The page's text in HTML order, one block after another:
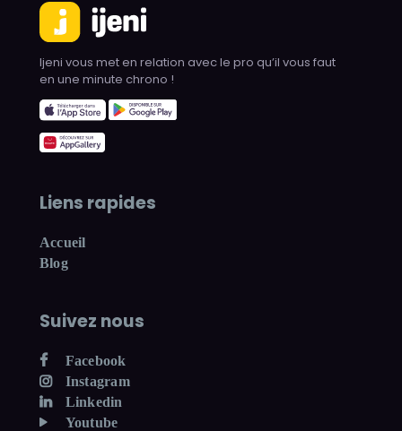
Ijeni vous met en relation avec le pro qu’il vous faut
en une minute chrono !
Liens rapides
Accueil
Blog
Suivez nous
Facebook
Instagram
Linkedin
Youtube